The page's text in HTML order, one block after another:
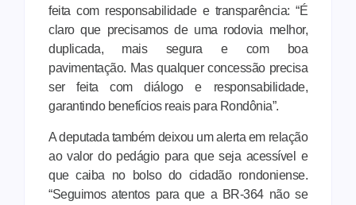
feita com responsabilidade e transparência: “É
claro que precisamos de uma rodovia melhor,
duplicada, mais segura e com boa
pavimentação. Mas qualquer concessão precisa
ser feita com diálogo e responsabilidade,
garantindo benefícios reais para Rondônia”.
A deputada também deixou um alerta em relação
ao valor do pedágio para que seja acessível e
que caiba no bolso do cidadão rondoniense.
“Seguimos atentos para que a BR-364 não se